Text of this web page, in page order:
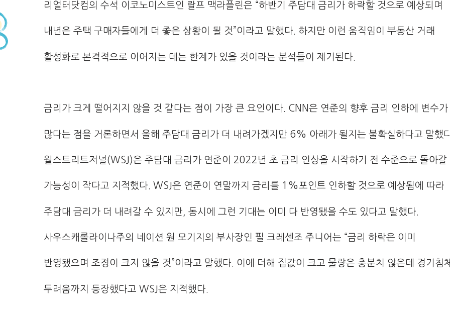
리얼터닷컴의 수석 이코노미스트인 랄프 맥라플린은 “하반기 주담대 금리가 하락할 것으로 예상되며
내년은 주택 구매자들에게 더 좋은 상황이 될 것”이라고 말했다. 하지만 이런 움직임이 부동산 거래
활성화로 본격적으로 이어지는 데는 한계가 있을 것이라는 분석들이 제기된다.
금리가 크게 떨어지지 않을 것 같다는 점이 가장 큰 요인이다. CNN은 연준의 향후 금리 인하에 변수가
많다는 점을 거론하면서 올해 주담대 금리가 더 내려가겠지만 6% 아래가 될지는 불확실하다고 말했
월스트리트저널(WSJ)은 주담대 금리가 연준이 2022년 초 금리 인상을 시작하기 전 수준으로 돌아갈
가능성이 작다고 지적했다. WSJ은 연준이 연말까지 금리를 1%포인트 인하할 것으로 예상됨에 따라
주담대 금리가 더 내려갈 수 있지만, 동시에 그런 기대는 이미 다 반영됐을 수도 있다고 말했다.
사우스캐롤라이나주의 네이션 원 모기지의 부사장인 필 크레센조 주니어는 “금리 하락은 이미
반영됐으며 조정이 크지 않을 것”이라고 말했다. 이에 더해 집값이 크고 물량은 충분치 않은데 경기침
두려움까지 등장했다고 WSJ은 지적했다.